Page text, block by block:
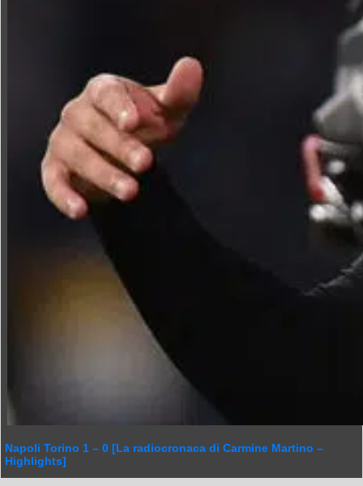
Napoli Torino 1 – 0 [La radiocronaca di Carmine Martino –
Highlights]